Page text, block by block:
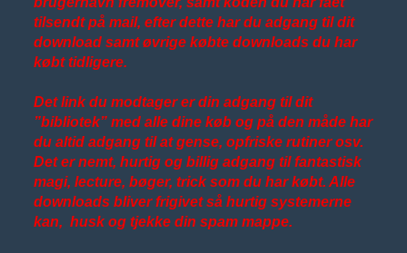
tilsendt på mail, efter dette har du adgang til dit
download samt øvrige købte downloads du har
købt tidligere.
Det link du modtager er din adgang til dit
”bibliotek” med alle dine køb og på den måde har
du altid adgang til at gense, opfriske rutiner osv.
Det er nemt, hurtig og billig adgang til fantastisk
magi, lecture, bøger, trick som du har købt. Alle
downloads bliver frigivet så hurtig systemerne
kan, husk og tjekke din spam mappe.